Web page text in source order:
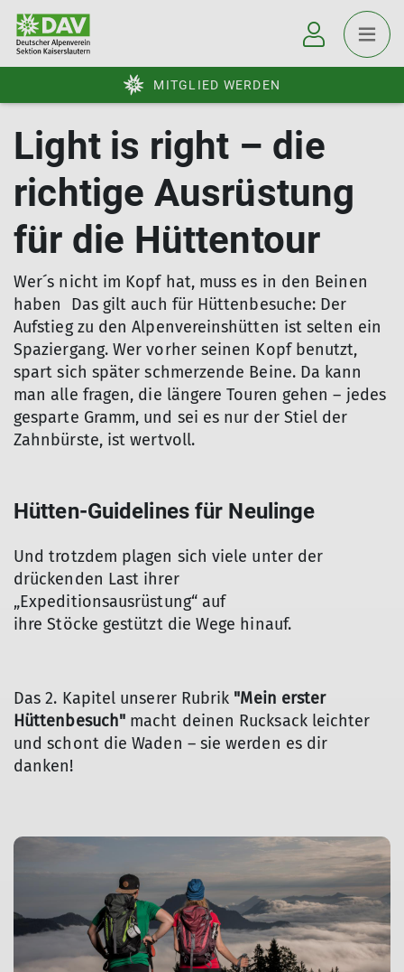
MITGLIED WERDEN
Light is right – die
richtige Ausrüstung
für die Hüttentour
Wer´s nicht im Kopf hat, muss es in den Beinen
haben Das gilt auch für Hüttenbesuche: Der
Aufstieg zu den Alpenvereinshütten ist selten ein
Spaziergang. Wer vorher seinen Kopf benutzt,
spart sich später schmerzende Beine. Da kann
man alle fragen, die längere Touren gehen – jedes
gesparte Gramm, und sei es nur der Stiel der
Zahnbürste, ist wertvoll.
Hütten-Guidelines für Neulinge
Und trotzdem plagen sich viele unter der
drückenden Last ihrer
„Expeditionsausrüstung“ auf
ihre Stöcke gestützt die Wege hinauf.
Das 2. Kapitel unserer Rubrik "Mein erster
Hüttenbesuch" macht deinen Rucksack leichter
und schont die Waden – sie werden es dir
danken!